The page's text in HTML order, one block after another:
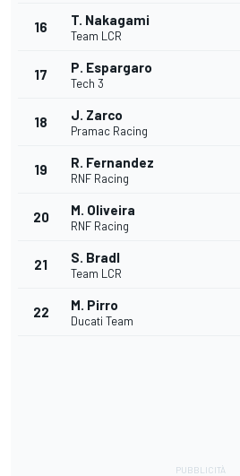
16 T. Nakagami
Team LCR
17 P. Espargaro
Tech 3
18 J. Zarco
Pramac Racing
19 R. Fernandez
RNF Racing
20 M. Oliveira
RNF Racing
21 S. Bradl
Team LCR
22 M. Pirro
Ducati Team